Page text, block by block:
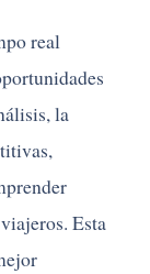
real
la
Esta